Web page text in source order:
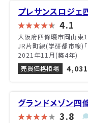
プレサンスロジェ
4.1
大阪府四條畷市岡山東
JR片町線(学研都市線)
2021年11月(築4年)
売買価格相場
グランドメゾン四
3.8